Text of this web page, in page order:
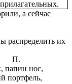
прилагательных.
а сейчас
распределить их
папин нос,
портфель,